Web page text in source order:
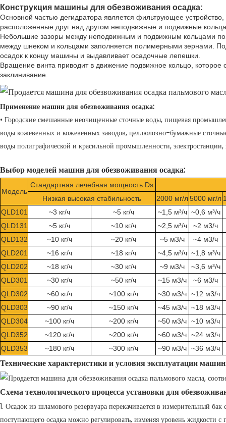
Конструкция машины для обезвоживания осадка:
Основной частью дегидратора является фильтрующее устройство,
расположенные друг над другом неподвижные и подвижные
Небольшие зазоры между неподвижным и подвижным кольцами
между шнеком и кольцами заполняется полимерными зернами.
осадок к концу машины и выдавливает осадочные лепешки.
Вращение винта приводит в движение подвижное кольцо,
заклинивание.
Применение машин для обезвоживания осадка:
• Городские смешанные неочищенные сточные воды, пищевая
воды кожевенных и кожевенных заводов, целлюлозно-бумажные
воды полиграфической и красильной промышленности,
Выбор моделей машин для обезвоживания осадка:
Модель
Стандартная лечебная мощность Ds
Низкая высокая стабильность
2000 мг/л5000 мг/л
QLD101
~3 кг/ч ~5 кг/ч ~1,5 м³/ч ~0,6 м³/ч
QLD131
~5 кг/ч ~10 кг/ч ~2,5 м³/ч
~2 м3/ч
QLD132
~10 кг/ч ~20 кг/ч ~5 м3/ч
~4 м3/ч
QLD201
~16 кг/ч ~18 кг/ч ~4,5 м³/ч ~1,8 м³/ч
QLD202
~18 кг/ч ~30 кг/ч ~9 м3/ч
~3,6 м³/ч
QLD301
~30 кг/ч ~50 кг/ч ~15 м3/ч
~6 м3/ч
QLD302
~60 кг/ч ~100 кг/ч ~30 м3/ч ~12 м3/ч
QLD303
~90 кг/ч ~150 кг/ч ~45 м3/ч ~18 м3/ч
QLD304
~100 кг/ч ~200 кг/ч ~50 м3/ч ~10 м3/ч
QLD352
~120 кг/ч ~200 кг/ч ~60 м3/ч ~24 м3/ч
QLD353
~180 кг/ч ~300 кг/ч ~90 м3/ч ~36 м3/ч
Технические характеристики и условия эксплуатации
Схема технологического процесса установки для
1. Осадок из шламового резервуара перекачивается в измерительный
поступающего осадка можно регулировать, изменяя уровень жидкости